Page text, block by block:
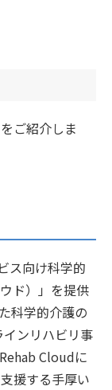
ご紹介しま
ス向け科学的
ド）」を提供
科学的介護の
ンリハビリ事
Cloudに
援する手厚い